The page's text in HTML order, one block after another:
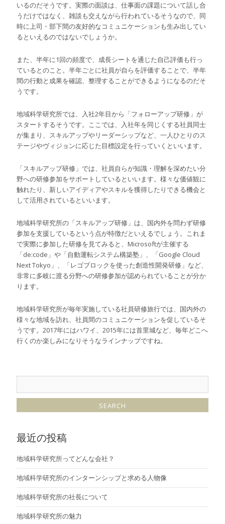
いるのだそうです。実際の面談は、仕事面の課題について話し合
うだけではなく、雑談も交えながら行われているそうなので、同
時に上司・部下間の友好的なコミュニケーションも生み出してい
るといえるのではないでしょうか。
また、半年に1回の頻度で、成長シートを通じた自己評価も行っ
ているとのこと。半年ごとに社員が自らを評価することで、半年
間の行動と成果を確認、整理することができるようになるのだそ
うです。
地域科学研究所では、入社2年目から「フォローアップ研修」が
スタートするそうです。ここでは、入社年を同じくする社員同士
が集まり、スキルアップやリーダーシップなど、一人ひとりのス
テージやヴィジョンに応じた目標設定を行っていくといいます。
「スキルアップ研修」では、社員自らが知識・理解を深めたい分
野への研修参加をサポートしているといいます。様々な価値観に
触れたり、新しいアイディアやスキルを獲得したりできる機会と
して活用されているといいます。
地域科学研究所の「スキルアップ研修」は、国内外を問わず研修
参加を支援しているという点が特徴だといえるでしょう。これま
で実際に参加した研修を見てみると、Microsoftが主催する
「de:code」や「自動運転システム構築塾」、「Google Cloud
Next Tokyo」、「レゴブロックを使った創造性開発研修」など、
非常に多岐に渡る分野への研修参加が認められていることが分か
ります。
地域科学研究所が毎年実施している社員研修旅行では、国内外の
様々な地域を訪れ、社員間のコミュニケーションを促しているそ
うです。2017年にはハワイ、2015年には首里城など、毎年どこへ
行くのか楽しみになりそうなラインナップですね。
最近の投稿
地域科学研究所ってどんな会社？
地域科学研究所のインターンシップと求める人物像
地域科学研究所の社長について
地域科学研究所の魅力